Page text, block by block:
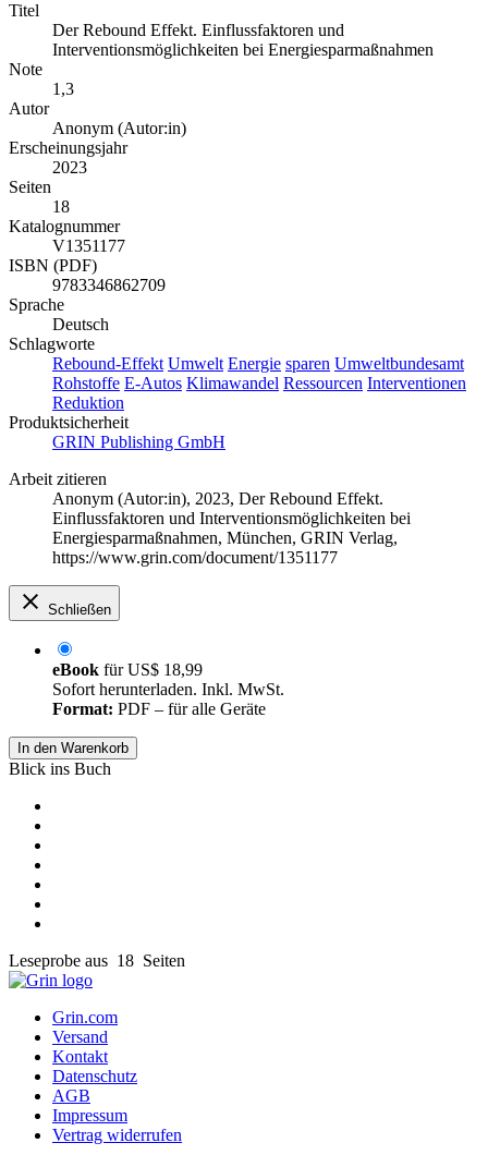
Titel
Der Rebound Effekt. Einflussfaktoren und
Interventionsmöglichkeiten bei Energiesparmaßnahmen
Note
1,3
Autor
Anonym (Autor:in)
Erscheinungsjahr
2023
Seiten
18
Katalognummer
V1351177
ISBN (PDF)
9783346862709
Sprache
Deutsch
Schlagworte
Rebound-Effekt Umwelt Energie sparen Umweltbundesamt
Rohstoffe E-Autos Klimawandel Ressourcen Interventionen
Reduktion
Produktsicherheit
GRIN Publishing GmbH
Arbeit zitieren
Anonym (Autor:in), 2023, Der Rebound Effekt.
Einflussfaktoren und Interventionsmöglichkeiten bei
Energiesparmaßnahmen, München, GRIN Verlag,
https://www.grin.com/document/1351177
Schließen
eBook fürUS$ 18,99
Sofort herunterladen. Inkl. MwSt.
Format: PDF – für alle Geräte
In den Warenkorb
Blick ins Buch
Leseprobe aus 18 Seiten
Grin.com
Versand
Kontakt
Datenschutz
AGB
Impressum
Vertrag widerrufen